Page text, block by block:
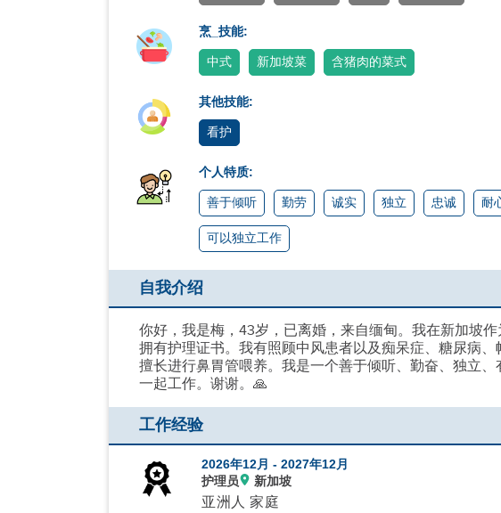
烹_技能:
中式 新加坡菜 含猪肉的菜式
其他技能:
看护
个人特质:
善于倾听 勤劳 诚实 独立 忠诚 耐
可以独立工作
自我介绍
你好，我是梅，43岁，已离婚，来自缅甸。我在新加坡
拥有护理证书。我有照顾中风患者以及痴呆症、糖尿病
擅长进行鼻胃管喂养。我是一个善于倾听、勤奋、独立
一起工作。谢谢。🙏
工作经验
2026年12月 -2027年12月
护理员
新加坡
亚洲人 家庭